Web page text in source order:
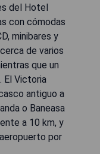
del Hotel
con cómodas
minibares y
de varios
que un
El Victoria
antiguo a
o Baneasa
a 10 km, y
por